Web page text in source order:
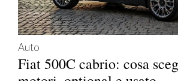
Auto
Fiat 500C cabrio: cosa